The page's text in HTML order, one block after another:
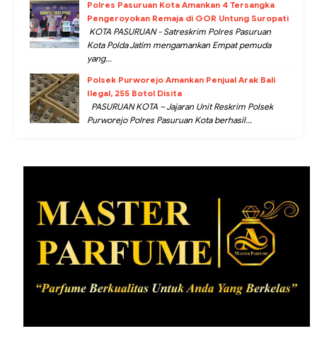
Polres Pasuruan Kota Amankan 4 Tersangka
Pengeroyokan Remaja di GOR Untung Suropati
KOTA PASURUAN - Satreskrim Polres Pasuruan
Kota Polda Jatim mengamankan Empat pemuda
yang...
Polsek Purworejo Amankan Penjual Arak Bali
Ilegal, 255 Botol Disita
PASURUAN KOTA – Jajaran Unit Reskrim Polsek
Purworejo Polres Pasuruan Kota berhasil...